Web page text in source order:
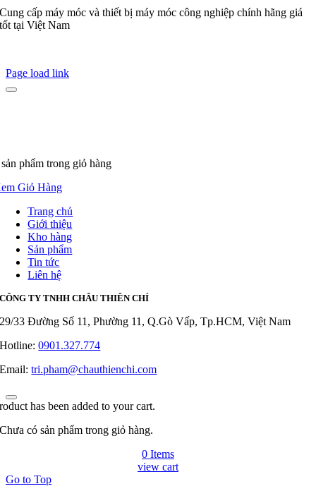
Cung cấp máy móc và thiết bị máy móc công nghiệp chính hãng giá
tốt tại Việt Nam
Page load link
phẩm trong giỏ hàng
Giỏ Hàng
Trang chủ
Giới thiệu
Kho hàng
Sản phẩm
Tin tức
Liên hệ
CÔNG TY TNHH CHÂU THIÊN CHÍ
29/33 Đường Số 11, Phường 11, Q.Gò Vấp, Tp.HCM, Việt Nam
Hotline:0901.327.774
Email:tri.pham@chauthienchi.com
has been added to your cart.
Chưa có sản phẩm trong giỏ hàng.
0 Items
view cart
Go to Top